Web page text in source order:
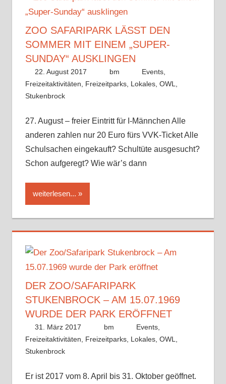
ZOO SAFARIPARK LÄSST DEN
SOMMER MIT EINEM „SUPER-
SUNDAY“ AUSKLINGEN
22. August 2017 bm Events
Freizeitaktivitäten
Freizeitparks, Lokales, OWL
Stukenbrock
27. August – freier Eintritt für I-Männchen Alle
anderen zahlen nur 20 Euro fürs VVK-Ticket Alle
Schulsachen eingekauft? Schultüte ausgesucht?
Schon aufgeregt? Wie wär’s dann
weiterlesen...
DER ZOO/SAFARIPARK
STUKENBROCK – AM 15.07.1969
WURDE DER PARK ERÖFFNET
31. März 2017 bm Events
Freizeitaktivitäten
Freizeitparks, Lokales, OWL
Stukenbrock
Er ist 2017 vom 8. April bis 31. Oktober geöffnet.